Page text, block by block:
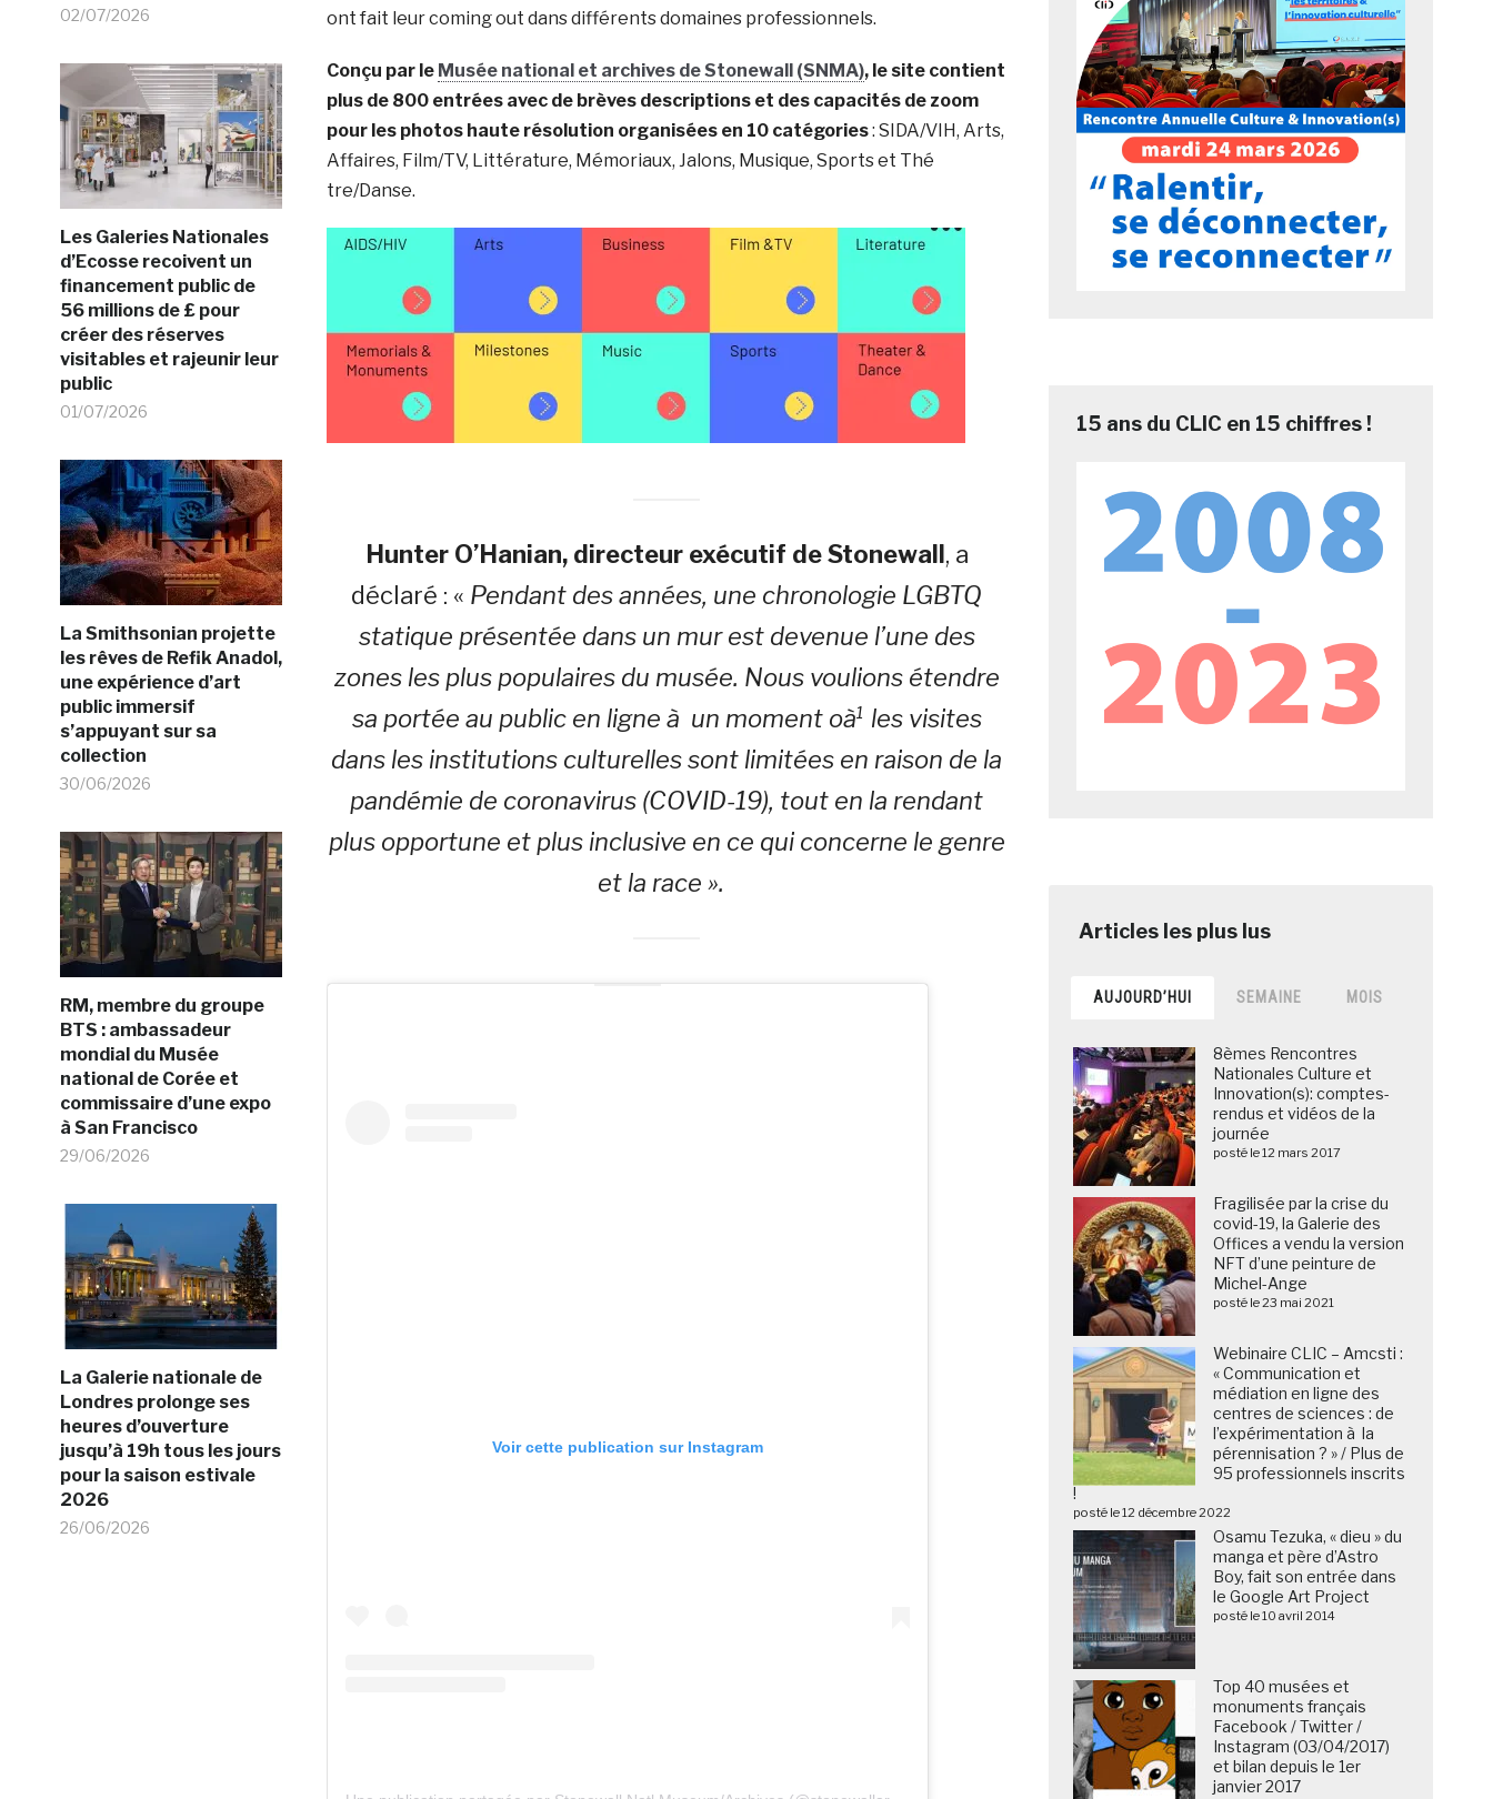
02/07/2026
Les Galeries Nationales
d’Ecosse recoivent un
financement public de
56 millions de £ pour
créer des réserves
visitables et rajeunir leur
public
01/07/2026
La Smithsonian projette
les rêves de Refik Anadol,
une expérience d’art
public immersif
s’appuyant sur sa
collection
30/06/2026
RM, membre du groupe
BTS : ambassadeur
mondial du Musée
national de Corée et
commissaire d’une expo
à San Francisco
29/06/2026
La Galerie nationale de
Londres prolonge ses
heures d’ouverture
jusqu’à 19h tous les jours
pour la saison estivale
2026
26/06/2026
ont fait leur coming out dans différents domaines professionnels.
Conçu par le Musée national et archives de Stonewall (SNMA), le site contient
plus de 800 entrées avec de brèves descriptions et des capacités de zoom
pour les photos haute résolution organisées en 10 catégories: SIDA/VIH, Arts,
Affaires, Film/TV, Littérature, Mémoriaux, Jalons, Musique, Sports et Thé
tre/Danse.
Hunter O’Hanian, directeur exécutif de Stonewall, a
déclaré : « Pendant des années, une chronologie LGBTQ
statique présentée dans un mur est devenue l’une des
zones les plus populaires du musée. Nous voulions étendre
sa portée au public en ligne à un moment oà¹ les visites
dans les institutions culturelles sont limitées en raison de la
pandémie de coronavirus (COVID-19), tout en la rendant
plus opportune et plus inclusive en ce qui concerne le genre
et la race ».
Voir cette publication sur Instagram
15 ans du CLIC en 15 chiffres !
AUJOURD’HUI SEMAINE MOIS
8èmes Rencontres
Nationales Culture et
Innovation(s): comptes-
rendus et vidéos de la
journée
posté le 12 mars 2017
Fragilisée par la crise du
covid-19, la Galerie des
Offices a vendu la version
NFT d’une peinture de
Michel-Ange
posté le 23 mai 2021
Webinaire CLIC – Amcsti :
« Communication et
médiation en ligne des
centres de sciences : de
l’expérimentation à la
pérennisation ? » / Plus de
95 professionnels inscrits
!
posté le 12 décembre 2022
Osamu Tezuka, « dieu » du
manga et père d’Astro
Boy, fait son entrée dans
le Google Art Project
posté le 10 avril 2014
Top 40 musées et
monuments français
Facebook / Twitter /
Instagram (03/04/2017)
et bilan depuis le 1er
janvier 2017